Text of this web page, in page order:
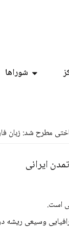
شوراها
مطرح شد: زبان
ایرانی
است.
وسیعی